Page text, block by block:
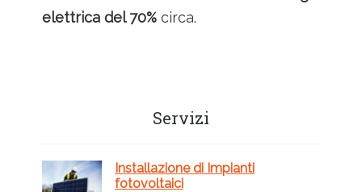
elettrica del 70% circa.
primaria
Servizi
Installazione di Impianti
fotovoltaici